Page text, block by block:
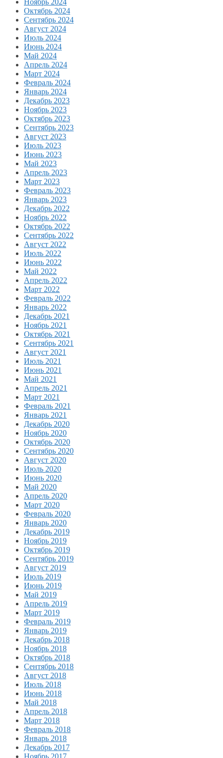
Ноябрь 2024
Октябрь 2024
Сентябрь 2024
Август 2024
Июль 2024
Июнь 2024
Май 2024
Апрель 2024
Март 2024
Февраль 2024
Январь 2024
Декабрь 2023
Ноябрь 2023
Октябрь 2023
Сентябрь 2023
Август 2023
Июль 2023
Июнь 2023
Май 2023
Апрель 2023
Март 2023
Февраль 2023
Январь 2023
Декабрь 2022
Ноябрь 2022
Октябрь 2022
Сентябрь 2022
Август 2022
Июль 2022
Июнь 2022
Май 2022
Апрель 2022
Март 2022
Февраль 2022
Январь 2022
Декабрь 2021
Ноябрь 2021
Октябрь 2021
Сентябрь 2021
Август 2021
Июль 2021
Июнь 2021
Май 2021
Апрель 2021
Март 2021
Февраль 2021
Январь 2021
Декабрь 2020
Ноябрь 2020
Октябрь 2020
Сентябрь 2020
Август 2020
Июль 2020
Июнь 2020
Май 2020
Апрель 2020
Март 2020
Февраль 2020
Январь 2020
Декабрь 2019
Ноябрь 2019
Октябрь 2019
Сентябрь 2019
Август 2019
Июль 2019
Июнь 2019
Май 2019
Апрель 2019
Март 2019
Февраль 2019
Январь 2019
Декабрь 2018
Ноябрь 2018
Октябрь 2018
Сентябрь 2018
Август 2018
Июль 2018
Июнь 2018
Май 2018
Апрель 2018
Март 2018
Февраль 2018
Январь 2018
Декабрь 2017
Ноябрь 2017